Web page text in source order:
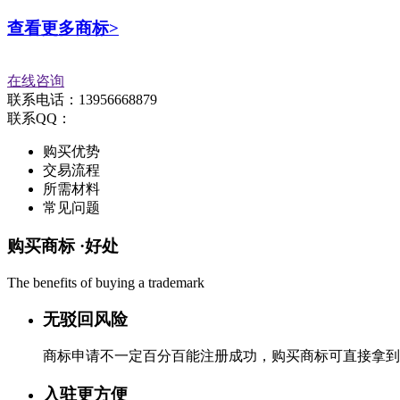
查看更多商标>
在线咨询
联系电话：13956668879
联系QQ：
购买优势
交易流程
所需材料
常见问题
购买商标 ·好处
The benefits of buying a trademark
无驳回风险
商标申请不一定百分百能注册成功，购买商标可直接拿
入驻更方便